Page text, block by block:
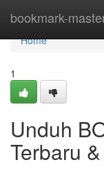
bookmark-
Home
Home
1
Unduh
Terbaru